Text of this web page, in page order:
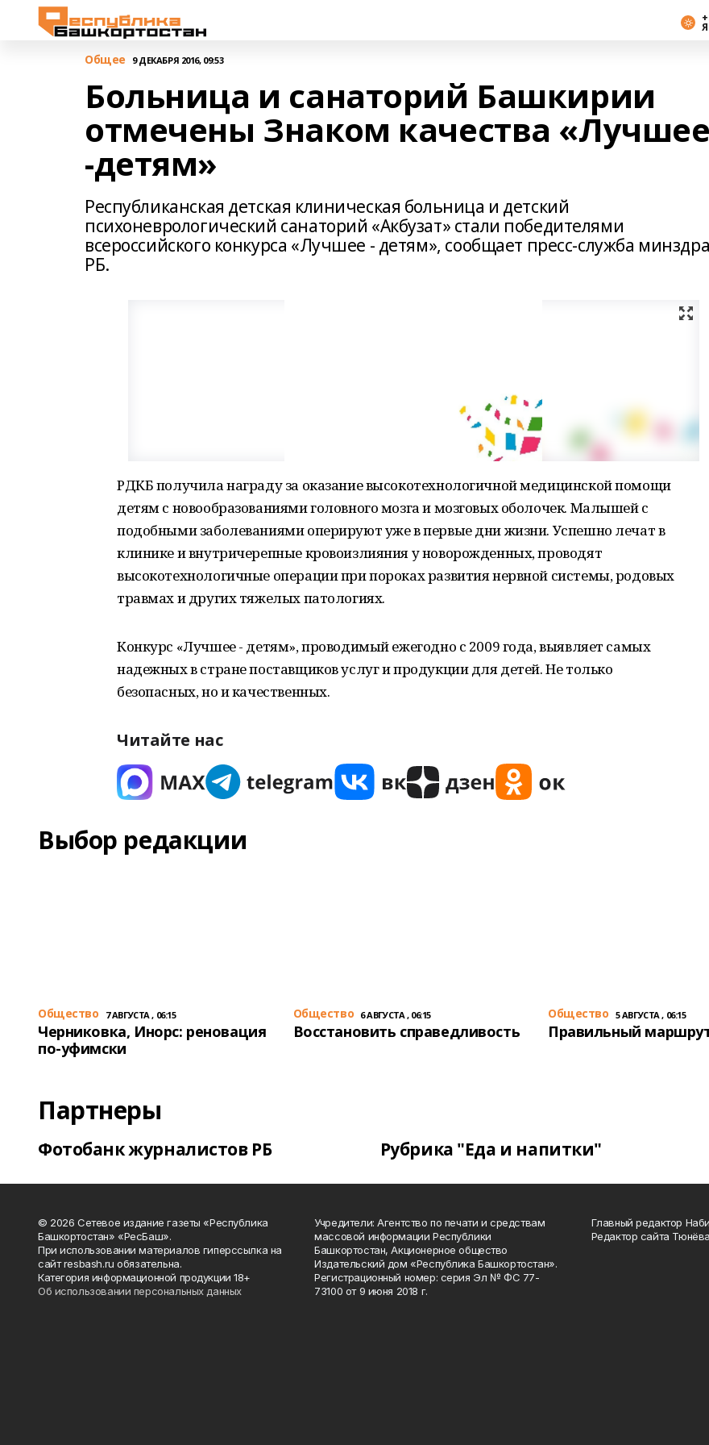
Общее 9 ДЕКАБРЯ 2016, 09:53
Больница и санаторий Башкирии
отмечены Знаком качества «Лучшее
-детям»
Республиканская детская клиническая больница и детский
психоневрологический санаторий «Акбузат» стали победителями
всероссийского конкурса «Лучшее - детям», сообщает пресс-служба
РБ.
РДКБ получила награду за оказание высокотехнологичной медицинской помощи
детям с новообразованиями головного мозга и мозговых оболочек. Малышей с
подобными заболеваниями оперируют уже в первые дни жизни. Успешно лечат в
клинике и внутричерепные кровоизлияния у новорожденных, проводят
высокотехнологичные операции при пороках развития нервной системы, родовых
травмах и других тяжелых патологиях.
Конкурс «Лучшее - детям», проводимый ежегодно с 2009 года, выявляет самых
надежных в стране поставщиков услуг и продукции для детей. Не только
безопасных, но и качественных.
Читайте нас
Выбор редакции
Общество 7 АВГУСТА , 06:15
Черниковка, Инорс: реновация
по-уфимски
Общество 6 АВГУСТА , 06:15
Восстановить справедливость
Общество 5 АВГУСТА , 06:15
Правильный
Партнеры
Фотобанк журналистов РБ Рубрика "Еда и напитки"
© 2026 Сетевое издание газеты «Республика
Башкортостан» «РесБаш».
При использовании материалов гиперссылка на
сайт resbash.ru обязательна.
Категория информационной продукции 18+
Об использовании персональных данных
Учредители: Агентство по печати и средствам
массовой информации Республики
Башкортостан, Акционерное общество
Издательский дом «Республика Башкортостан».
Регистрационный номер: серия Эл № ФС 77-
73100 от 9 июня 2018 г.
Главный редактор
Редактор сайта